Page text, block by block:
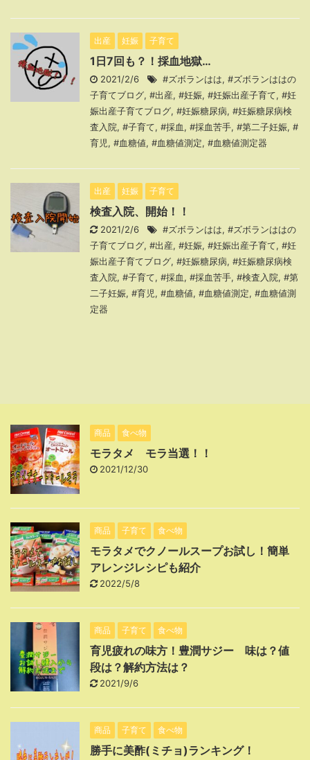
出産 妊娠 子育て
1日7回も？！採血地獄…
2021/2/6 #ズボランはは, #ズボランははの
子育てブログ, #出産, #妊娠, #妊娠出産子育て, #妊
娠出産子育てブログ, #妊娠糖尿病, #妊娠糖尿病検
査入院, #子育て, #採血, #採血苦手, #第二子妊娠, #
育児, #血糖値, #血糖値測定, #血糖値測定器
出産 妊娠 子育て
検査入院、開始！！
2021/2/6 #ズボランはは, #ズボランははの
子育てブログ, #出産, #妊娠, #妊娠出産子育て, #妊
娠出産子育てブログ, #妊娠糖尿病, #妊娠糖尿病検
査入院, #子育て, #採血, #採血苦手, #検査入院, #第
二子妊娠, #育児, #血糖値, #血糖値測定, #血糖値測
定器
商品 食べ物
モラタメ モラ当選！！
2021/12/30
商品 子育て 食べ物
モラタメでクノールスープお試し！簡単
アレンジレシピも紹介
2022/5/8
商品 子育て 食べ物
育児疲れの味方！豊潤サジー 味は？値
段は？解約方法は？
2021/9/6
商品 子育て 食べ物
勝手に美酢(ミチョ)ランキング！